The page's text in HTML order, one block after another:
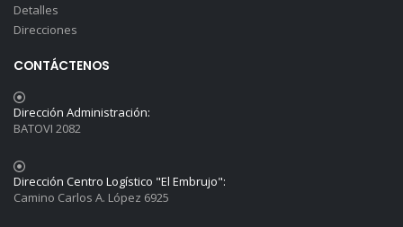
Detalles
Direcciones
CONTÁCTENOS
Dirección Administración:
BATOVI 2082
Dirección Centro Logístico "El Embrujo":
Camino Carlos A. López 6925